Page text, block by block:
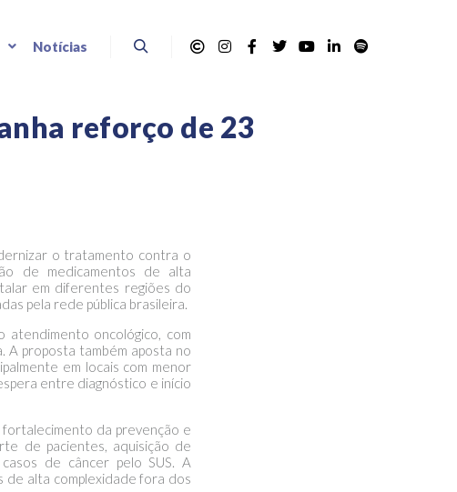
Notícias
reforço de 23
o tratamento contra o
de medicamentos de alta
em diferentes regiões do
pela rede pública brasileira.
atendimento oncológico, com
proposta também aposta no
em locais com menor
entre diagnóstico e início
fortalecimento da prevenção e
de pacientes, aquisição de
de câncer pelo SUS. A
de alta complexidade fora dos